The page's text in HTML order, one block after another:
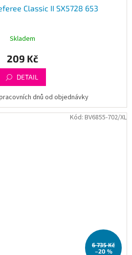
Classic II SX5728 653
Skladem
209 Kč
DETAIL
dnů od objednávky
6 735 Kč
–20 %
Kód: BV6855-702/XL